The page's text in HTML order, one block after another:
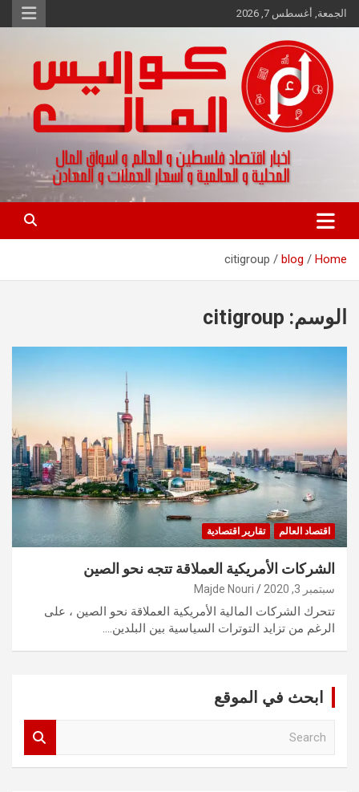
Skip
to
الجمعة, أغسطس 7, 2026
كواليس المال
اخبار اقتصاد فلسطين و العالم و تقارير اسواق المال و العملات
Home
blog
citigroup
الوسم: citigroup
اقتصاد العالم تقارير اقتصادية
الشركات الأمريكية العملاقة تتجه نحو الصين
سبتمبر 3, 2020 Majde Nouri
تتحرك الشركات المالية الأمريكية العملاقة نحو الصين ، على
الرغم من تزايد التوترات السياسية بين البلدين.…
ابحث في الموقع